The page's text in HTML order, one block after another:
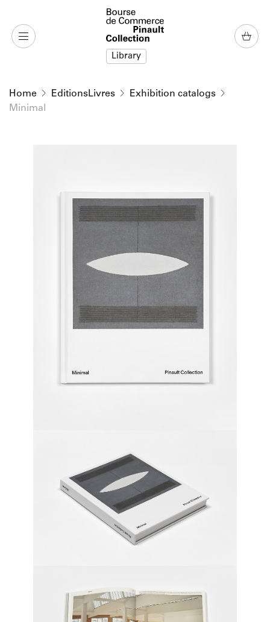
Library
Home EditionsLivres
Exhibition catalogs
Minimal